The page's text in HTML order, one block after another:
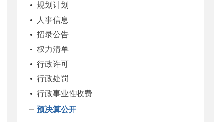
规划计划
人事信息
招录公告
权力清单
行政许可
行政处罚
行政事业性收费
预决算公开